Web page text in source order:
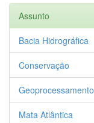
Assunto
Bacia Hidrográfica
Conservação
Geoprocessamento
Mata Atlântica